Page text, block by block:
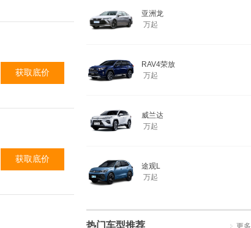
获取底价
获取底价
亚洲龙
万起
RAV4荣放
万起
威兰达
万起
途观L
万起
热门车型推荐 更多